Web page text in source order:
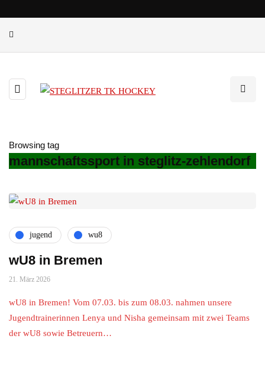
Browsing tag
mannschaftssport in steglitz-zehlendorf
jugend wu8
wU8 in Bremen
21. März 2026
wU8 in Bremen! Vom 07.03. bis zum 08.03. nahmen unsere
Jugendtrainerinnen Lenya und Nisha gemeinsam mit zwei Teams
der wU8 sowie Betreuern…